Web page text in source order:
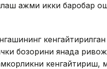
ҳажми икки баробар
бозорини янада
кенгайтириш,